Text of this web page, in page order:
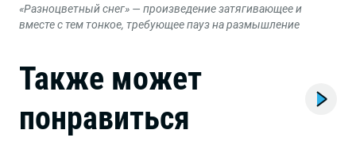
«Разноцветный снег» — произведение затягивающее и
вместе с тем тонкое, требующее пауз на размышление
Также может
понравиться